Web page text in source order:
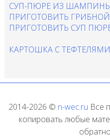
СУП-ПЮРЕ ИЗ
ПРИГОТОВИТЬ
ПРИГОТОВИТЬ СУП
КАРТОШКА С
2014-2026 © n-wec.ru Все
копировать любые